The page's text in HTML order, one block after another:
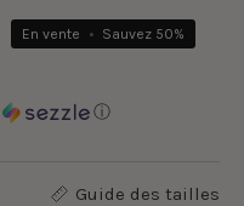
En vente • Sauvez 50%
ⓘ
Guide des tailles